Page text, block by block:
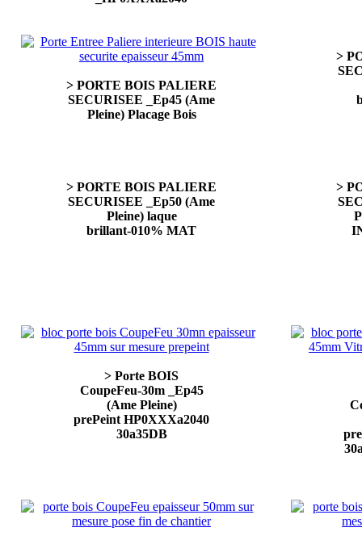
> PORTE BOIS PALIERE
SECURISEE _Ep45 (Ame
Pleine) Placage Bois
>
> PORTE BOIS PALIERE
SECURISEE _Ep50 (Ame
Pleine) laque
brillant-010% MAT
>
> Porte BOIS
CoupeFeu-30m _Ep45
(Ame Pleine)
prePeint HP0XXXa2040
30a35DB